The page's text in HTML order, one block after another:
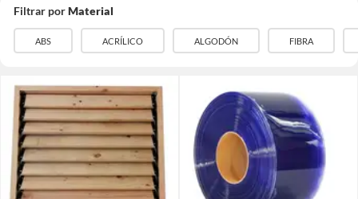
Filtrar porMaterial
ABS ACRÍLICO ALGODÓN FIBRA